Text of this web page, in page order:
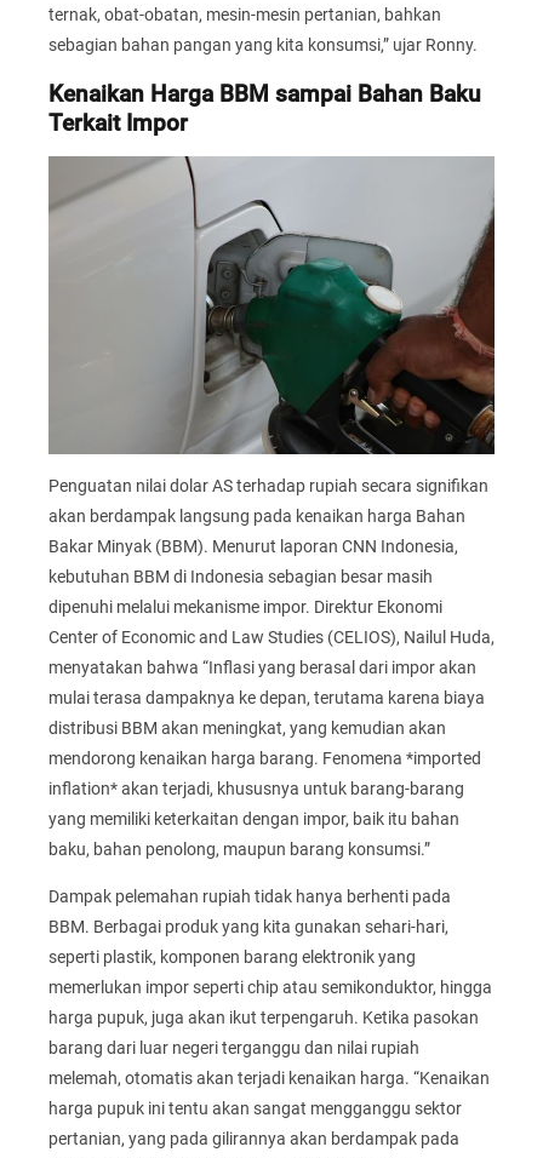
ternak, obat-obatan, mesin-mesin pertanian, bahkan
sebagian bahan pangan yang kita konsumsi,” ujar Ronny.
Kenaikan Harga BBM sampai Bahan Baku
Terkait Impor
Penguatan nilai dolar AS terhadap rupiah secara signifikan
akan berdampak langsung pada kenaikan harga Bahan
Bakar Minyak (BBM). Menurut laporan CNN Indonesia,
kebutuhan BBM di Indonesia sebagian besar masih
dipenuhi melalui mekanisme impor. Direktur Ekonomi
Center of Economic and Law Studies (CELIOS), Nailul Huda,
menyatakan bahwa “Inflasi yang berasal dari impor akan
mulai terasa dampaknya ke depan, terutama karena biaya
distribusi BBM akan meningkat, yang kemudian akan
mendorong kenaikan harga barang. Fenomena *imported
inflation* akan terjadi, khususnya untuk barang-barang
yang memiliki keterkaitan dengan impor, baik itu bahan
baku, bahan penolong, maupun barang konsumsi.”
Dampak pelemahan rupiah tidak hanya berhenti pada
BBM. Berbagai produk yang kita gunakan sehari-hari,
seperti plastik, komponen barang elektronik yang
memerlukan impor seperti chip atau semikonduktor, hingga
harga pupuk, juga akan ikut terpengaruh. Ketika pasokan
barang dari luar negeri terganggu dan nilai rupiah
melemah, otomatis akan terjadi kenaikan harga. “Kenaikan
harga pupuk ini tentu akan sangat mengganggu sektor
pertanian, yang pada gilirannya akan berdampak pada